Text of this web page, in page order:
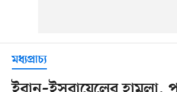
মধ্যপ্রাচ্য